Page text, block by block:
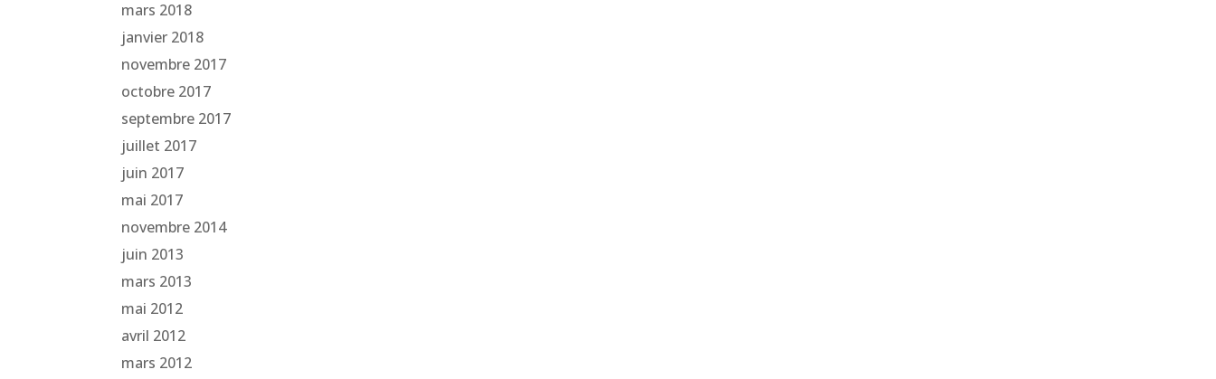
mars 2018
janvier 2018
novembre 2017
octobre 2017
septembre 2017
juillet 2017
juin 2017
mai 2017
novembre 2014
juin 2013
mars 2013
mai 2012
avril 2012
mars 2012